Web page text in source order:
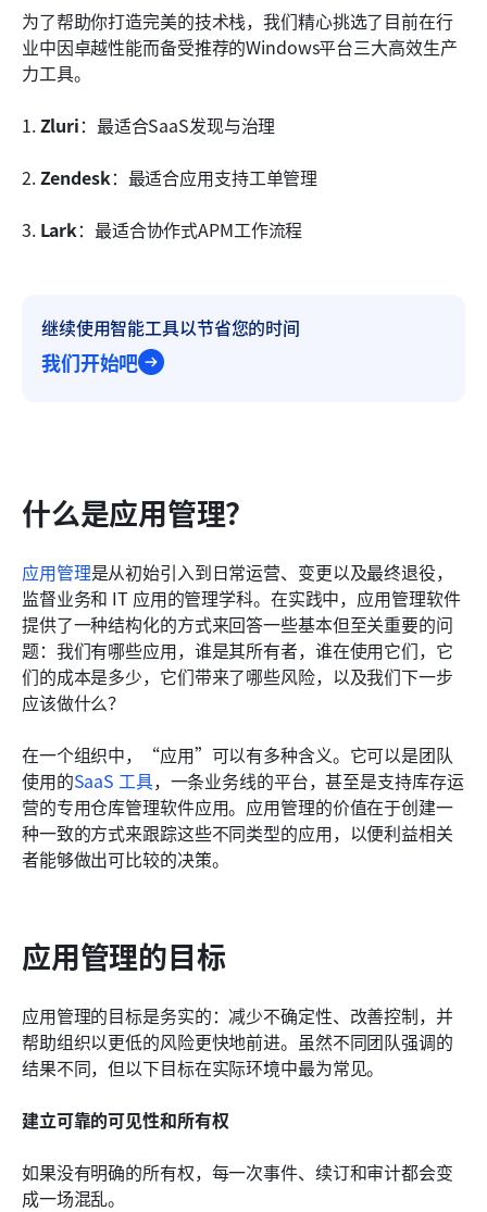
为了帮助你打造完美的技术栈，我们精心挑选了目前在行
业中因卓越性能而备受推荐的Windows平台三大高效生产
力工具。
1. Zluri：最适合SaaS发现与治理
2. Zendesk：最适合应用支持工单管理
3. Lark：最适合协作式APM工作流程
继续使用智能工具以节省您的时间
我们开始吧
什么是应用管理？
应用管理是从初始引入到日常运营、变更以及最终退役，
监督业务和 IT 应用的管理学科。在实践中，应用管理软件
提供了一种结构化的方式来回答一些基本但至关重要的问
题：我们有哪些应用，谁是其所有者，谁在使用它们，它
们的成本是多少，它们带来了哪些风险，以及我们下一步
应该做什么？
在一个组织中，“应用”可以有多种含义。它可以是团队
使用的SaaS 工具，一条业务线的平台，甚至是支持库存运
营的专用仓库管理软件应用。应用管理的价值在于创建一
种一致的方式来跟踪这些不同类型的应用，以便利益相关
者能够做出可比较的决策。
应用管理的目标
应用管理的目标是务实的：减少不确定性、改善控制，并
帮助组织以更低的风险更快地前进。虽然不同团队强调的
结果不同，但以下目标在实际环境中最为常见。
建立可靠的可见性和所有权
如果没有明确的所有权，每一次事件、续订和审计都会变
成一场混乱。